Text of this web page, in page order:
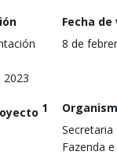
2023
Fecha
8 de
1
Secretaria
Fazenda e